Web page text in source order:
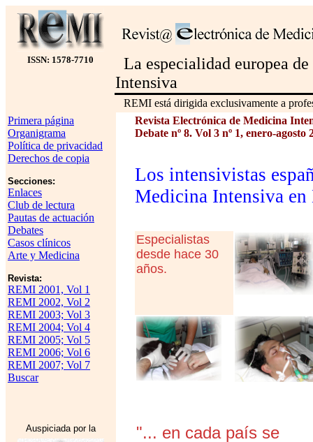
ISSN: 1578-7710
La especialidad europea
Intensiva
REMI está dirigida exclusivamente a
Primera página
Organigrama
Política de privacidad
Derechos de copia
Secciones:
Enlaces
Club de lectura
Pautas de actuación
Debates
Casos clínicos
Arte y Medicina
Revista:
REMI 2001, Vol 1
REMI 2002, Vol 2
REMI 2003; Vol 3
REMI 2004; Vol 4
REMI 2005; Vol 5
REMI 2006; Vol 6
REMI 2007; Vol 7
Buscar
Auspiciada por la
Revista Electrónica de Medicina
Debate nº 8. Vol 3 nº 1, enero-agosto
Los intensivistas
Medicina Intensiva en
Especialistas
desde hace 30
años.
"... en cada país se